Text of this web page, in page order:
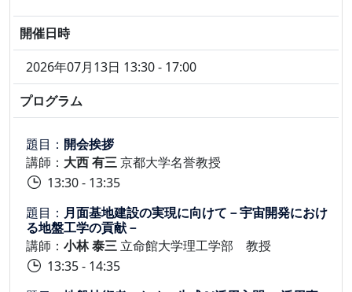
開催日時
2026年07月13日 13:30 - 17:00
プログラム
題目： 開会挨拶
講師： 大西 有三京都大学名誉教授
13:30 - 13:35
題目： 月面基地建設の実現に向けて－宇宙開発におけ
る地盤工学の貢献－
講師： 小林 泰三 立命館大学理工学部 教授
13:35 - 14:35